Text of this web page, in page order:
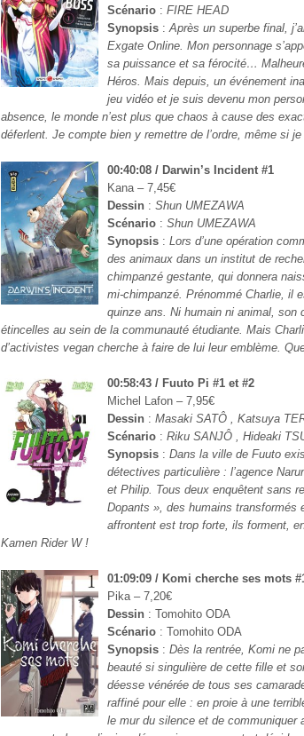
Scénario : FIRE HEAD
Synopsis :Après un superbe final,
Exgate Online. Mon personnage
sa puissance et sa férocité…
Héros. Mais depuis, un événement
jeu vidéo et je suis devenu mon
absence, le monde n’est plus que chaos à cause des
déferlent. Je compte bien y remettre de l’ordre, même si
00:40:08 / Darwin’s Incident #1
Kana – 7,45€
Dessin : Shun UMEZAWA
Scénario : Shun UMEZAWA
Synopsis : Lors d’une opération
des animaux dans un institut de
chimpanzé gestante, qui donnera
mi-chimpanzé. Prénommé Charlie, il
quinze ans. Ni humain ni animal, son
étincelles au sein de la communauté étudiante. Mais
d’activistes vegan cherche à faire de lui leur emblème.
00:58:43 / Fuuto Pi #1 et #2
Michel Lafon – 7,95€
Dessin : Masaki SATÔ , Katsuya
Scénario : Riku SANJÔ , Hideaki
Synopsis : Dans la ville de Fuuto
détectives particulière : l’agence
et Philip. Tous deux enquêtent sans
Dopants », des humains transformés
affrontent est trop forte, ils forment,
Kamen Rider W !
01:09:09 / Komi cherche ses mots
Pika – 7,20€
Dessin : Tomohito ODA
Scénario : Tomohito ODA
Synopsis : Dès la rentrée, Komi ne
beauté si singulière de cette fille et
déesse vénérée de tous ses
raffiné pour elle : en proie à une
le mur du silence et de